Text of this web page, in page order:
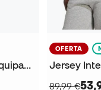
Jersey Inter Miami Cf Tercera Equipación 2025-2026
OFERTA
89,99 €